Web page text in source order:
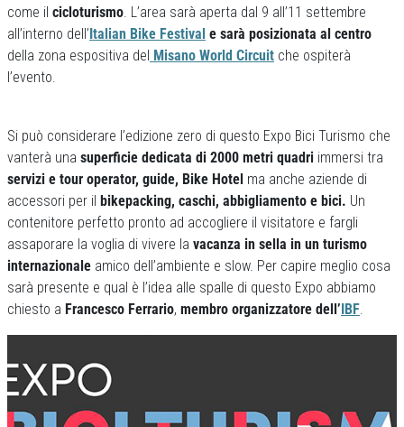
come il cicloturismo. L’area sarà aperta dal 9 all’11 settembre
all’interno dell’Italian Bike Festival e sarà posizionata al centro
della zona espositiva del Misano World Circuit che ospiterà
l’evento.
Si può considerare l’edizione zero di questo Expo Bici Turismo che
vanterà una superficie dedicata di 2000 metri quadri immersi tra
servizi e tour operator, guide, Bike Hotel ma anche aziende di
accessori per il bikepacking, caschi, abbigliamento e bici. Un
contenitore perfetto pronto ad accogliere il visitatore e fargli
assaporare la voglia di vivere la vacanza in sella in un turismo
internazionale amico dell’ambiente e slow. Per capire meglio cosa
sarà presente e qual è l’idea alle spalle di questo Expo abbiamo
chiesto a Francesco Ferrario, membro organizzatore dell’IBF.